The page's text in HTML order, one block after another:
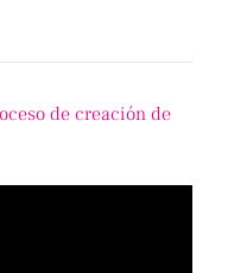
de creación de